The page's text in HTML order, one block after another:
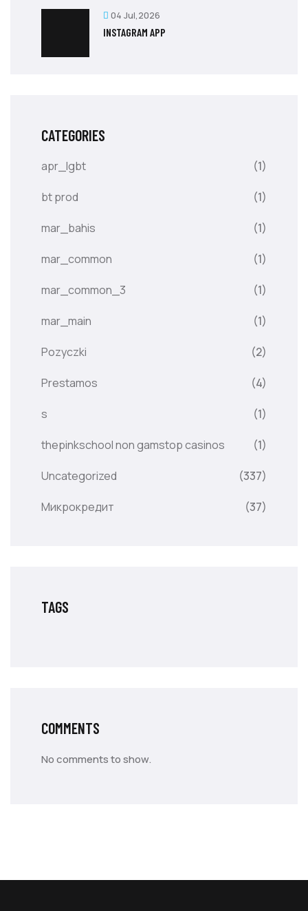
04 Jul,2026
‎INSTAGRAM APP
CATEGORIES
apr_lgbt (1)
bt prod (1)
mar_bahis (1)
mar_common (1)
mar_common_3 (1)
mar_main (1)
Pozyczki (2)
Prestamos (4)
s (1)
thepinkschool non gamstop casinos (1)
Uncategorized (337)
Микрокредит (37)
TAGS
COMMENTS
No comments to show.